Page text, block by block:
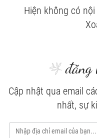
Hiện không có
Cập nhật qua email
nhất, sự